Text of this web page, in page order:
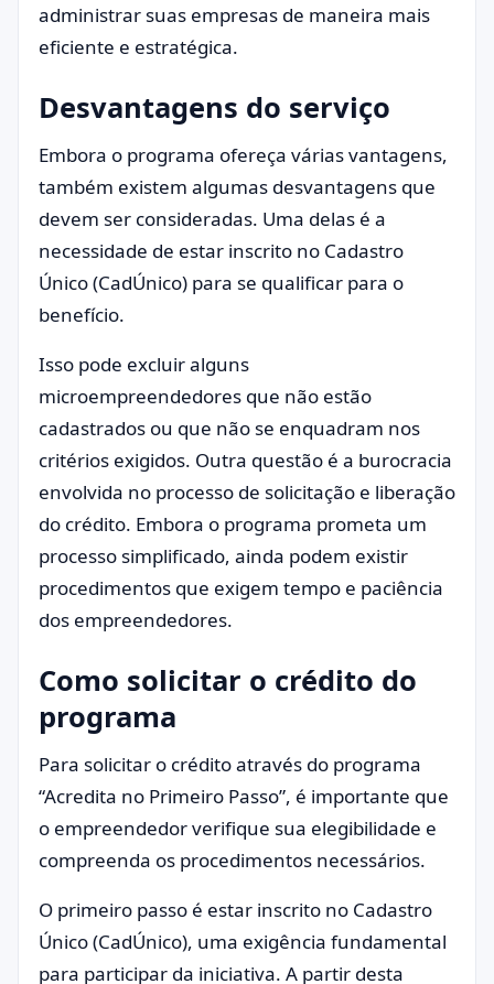
administrar suas empresas de maneira mais
eficiente e estratégica.
Desvantagens do serviço
Embora o programa ofereça várias vantagens,
também existem algumas desvantagens que
devem ser consideradas. Uma delas é a
necessidade de estar inscrito no Cadastro
Único (CadÚnico) para se qualificar para o
benefício.
Isso pode excluir alguns
microempreendedores que não estão
cadastrados ou que não se enquadram nos
critérios exigidos. Outra questão é a burocracia
envolvida no processo de solicitação e liberação
do crédito. Embora o programa prometa um
processo simplificado, ainda podem existir
procedimentos que exigem tempo e paciência
dos empreendedores.
Como solicitar o crédito do
programa
Para solicitar o crédito através do programa
“Acredita no Primeiro Passo”, é importante que
o empreendedor verifique sua elegibilidade e
compreenda os procedimentos necessários.
O primeiro passo é estar inscrito no Cadastro
Único (CadÚnico), uma exigência fundamental
para participar da iniciativa. A partir desta